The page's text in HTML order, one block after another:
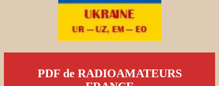
PDF de RADIOAMATEURS